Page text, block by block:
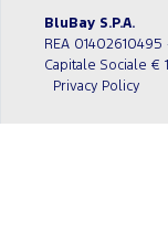
BluBay S.P.A.
REA 01402610495
Capitale Sociale €
Privacy Policy